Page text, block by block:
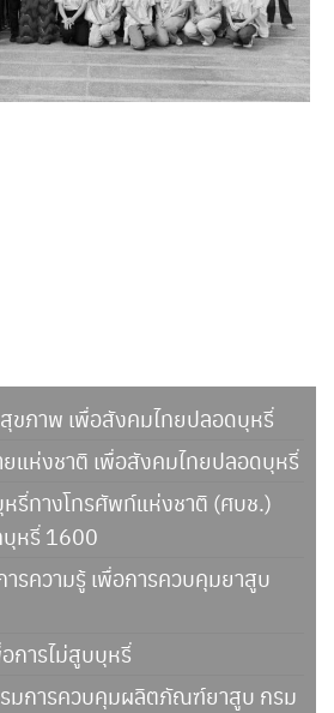
ขภาพ เพื่อสังคมไทยปลอดบุหรี่
แห่งชาติ เพื่อสังคมไทยปลอดบุหรี่
รี่ทางโทรศัพท์แห่งชาติ (ศบช.)
บุหรี่ 1600
รความรู้ เพื่อการควบคุมยาสูบ
การไม่สูบบุหรี่
มการควบคุมผลิตภัณฑ์ยาสูบ กรม